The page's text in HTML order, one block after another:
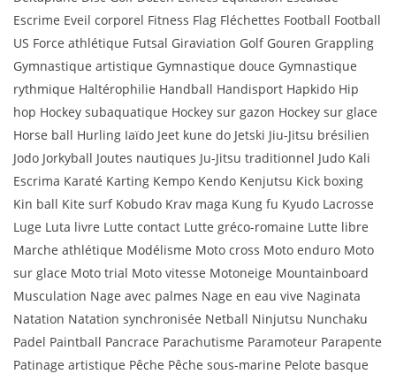
Escrime Eveil corporel Fitness Flag Fléchettes Football Football
US Force athlétique Futsal Giraviation Golf Gouren Grappling
Gymnastique artistique Gymnastique douce Gymnastique
rythmique Haltérophilie Handball Handisport Hapkido Hip
hop Hockey subaquatique Hockey sur gazon Hockey sur glace
Horse ball Hurling Iaïdo Jeet kune do Jetski Jiu-Jitsu brésilien
Jodo Jorkyball Joutes nautiques Ju-Jitsu traditionnel Judo Kali
Escrima Karaté Karting Kempo Kendo Kenjutsu Kick boxing
Kin ball Kite surf Kobudo Krav maga Kung fu Kyudo Lacrosse
Luge Luta livre Lutte contact Lutte gréco-romaine Lutte libre
Marche athlétique Modélisme Moto cross Moto enduro Moto
sur glace Moto trial Moto vitesse Motoneige Mountainboard
Musculation Nage avec palmes Nage en eau vive Naginata
Natation Natation synchronisée Netball Ninjutsu Nunchaku
Padel Paintball Pancrace Parachutisme Paramoteur Parapente
Patinage artistique Pêche Pêche sous-marine Pelote basque